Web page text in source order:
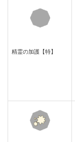
精霊の加護【特】